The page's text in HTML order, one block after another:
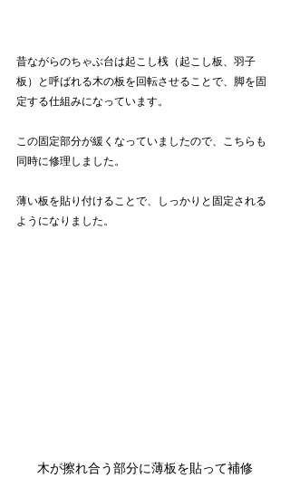
昔ながらのちゃぶ台は起こし桟（起こし板、羽子
板）と呼ばれる木の板を回転させることで、脚を固
定する仕組みになっています。
この固定部分が緩くなっていましたので、こちらも
同時に修理しました。
薄い板を貼り付けることで、しっかりと固定される
ようになりました。
木が擦れ合う部分に薄板を貼って補修